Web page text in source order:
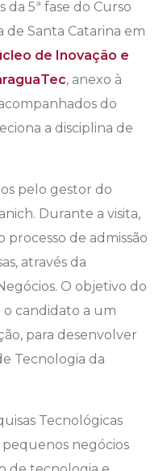
da 5ª fase do Curso
de Santa Catarina em
de Inovação e
, anexo à
do
a disciplina de
pelo gestor do
Durante a visita,
de admissão
através da
O objetivo do
o candidato a um
para desenvolver
Tecnologia da
Tecnológicas
negócios